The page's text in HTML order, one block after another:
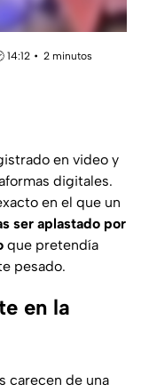
14:12
2 minutos
en video y
digitales.
en el que un
ser aplastado por
que pretendía
pesado.
en la
carecen de una